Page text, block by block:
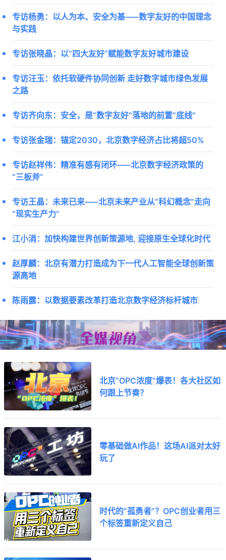
专访杨勇：以人为本、安全为基——数字友好的中国理念
与实践
专访张晓晶：以“四大友好”赋能数字友好城市建设
专访汪玉：依托软硬件协同创新 走好数字城市绿色发展
之路
专访齐向东：安全，是“数字友好”落地的前置“底线”
专访张金瑞：锚定2030，北京数字经济占比将超50%
专访赵祥伟：精准有感有闭环——北京数字经济政策的
“三板斧”
专访王晶：未来已来——北京未来产业从“科幻概念”走向
“现实生产力”
江小涓：加快构建世界创新策源地, 迎接原生全球化时代
赵厚麟：北京有潜力打造成为下一代人工智能全球创新策
源高地
陈雨露：以数据要素改革打造北京数字经济标杆城市
北京“OPC浓度”爆表！各大社区如
何跟上节奏？
零基础做AI作品！这场AI派对太好
玩了
时代的“孤勇者”？OPC创业者用三
个标签重新定义自己